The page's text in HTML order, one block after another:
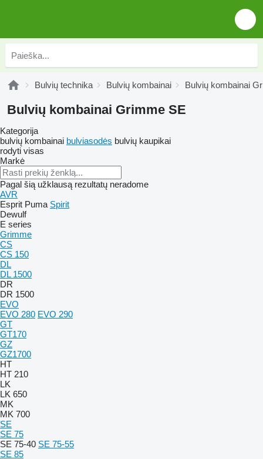
Bulvių technika Bulvių kombainai Bulvių kombainai
Bulvių kombainai Grimme SE
Kategorija
bulvių kombainai bulviasodės bulvių kaupikai
rodyti visas
Markė
Pagal šią užklausą rezultatų neradome
AVR
Esprit Puma Spirit
Dewulf
E series
Grimme
CS
CS 150
DL
DL 1500
DR
DR 1500
EVO
EVO 280 EVO 290
GT
GT170
GZ
GZ1700
HT
HT 210
LK
LK 650
MK
MK 700
SE
SE 75
SE 75-40 SE 75-55
SE 85